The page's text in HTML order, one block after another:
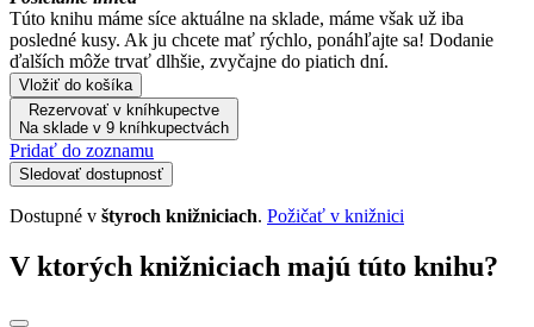
Túto knihu máme síce aktuálne na sklade, máme však už iba
posledné kusy. Ak ju chcete mať rýchlo, ponáhľajte sa! Dodanie
ďalších môže trvať dlhšie, zvyčajne do piatich dní.
Vložiť do košíka
Rezervovať v kníhkupectve
Na sklade v 9 kníhkupectvách
Pridať do zoznamu
Sledovať dostupnosť
Dostupné v štyroch knižniciach. Požičať v knižnici
V ktorých knižniciach majú túto knihu?